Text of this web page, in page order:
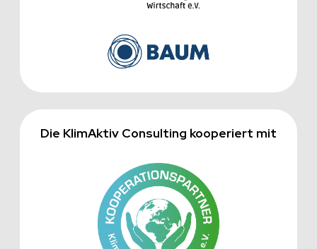
Die KlimAktiv Consulting kooperiert mit